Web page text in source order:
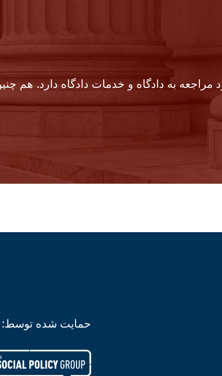
به دادگاه و خدمات دادگاه دارد. هم
حمایت شده توسط: